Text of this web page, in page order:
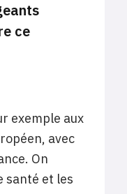
ce
exemple aux
avec
On
santé et les